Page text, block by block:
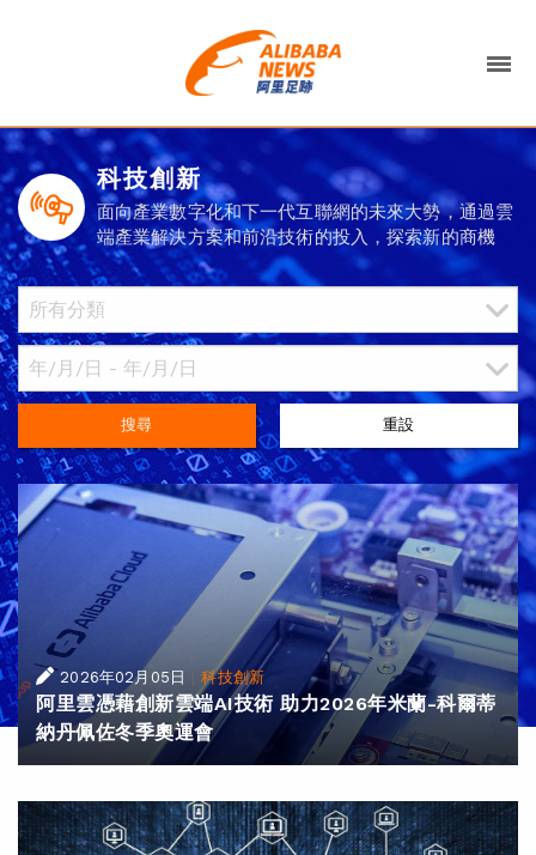
科技創新
面向產業數字化和下一代互聯網的未來大勢，通過雲
端產業解決方案和前沿技術的投入，探索新的商機
搜尋 重設
2026年02月05日 |科技創新
阿里雲憑藉創新雲端AI技術 助力2026年米蘭-科爾蒂
納丹佩佐冬季奧運會